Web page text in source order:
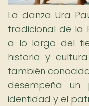
La danza Ura
tradicional de la
a lo largo del
historia y
también
desempeña un
identidad y el